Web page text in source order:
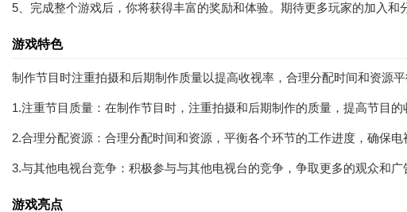
5、完成整个游戏后，你将获得丰富的奖励和体验。期待更多玩家的加入和
游戏特色
制作节目时注重拍摄和后期制作质量以提高收视率，合理分配时间和资源
1.注重节目质量：在制作节目时，注重拍摄和后期制作的质量，提高节目的
2.合理分配资源：合理分配时间和资源，平衡各个环节的工作进度，确保电
3.与其他电视台竞争：积极参与与其他电视台的竞争，争取更多的观众和广
游戏亮点